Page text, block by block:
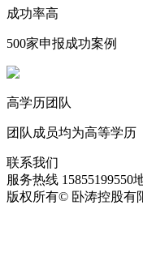
成功率高
500家申报成功案例
高学历团队
团队成员均为高等学历
联系我们
服务热线 15855199550
版权所有© 卧涛控股有